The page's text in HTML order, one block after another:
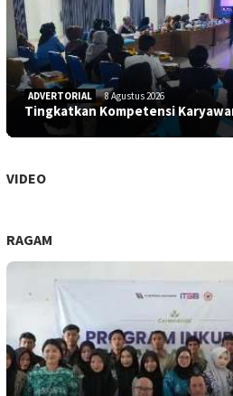
ADVERTORIAL 8 Agustus 2026
Tingkatkan Kompetensi
VIDEO
RAGAM